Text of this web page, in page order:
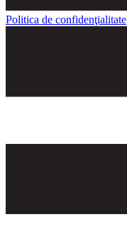
Politica de confidenţialitate